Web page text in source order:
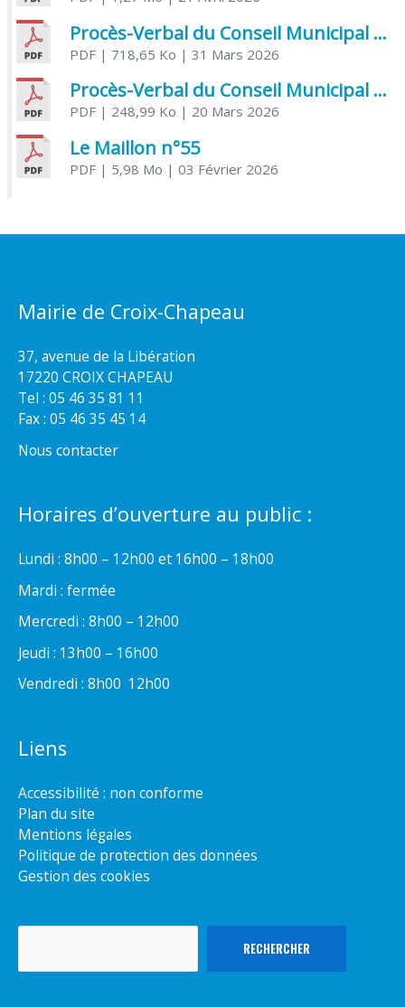
Procès-Verbal du Conseil Municipal du 31 mars 2026
PDF| 718,65 Ko | 31 Mars 2026
Procès-Verbal du Conseil Municipal du 20 mars 2026
PDF| 248,99 Ko | 20 Mars 2026
Le Maillon n°55
PDF| 5,98 Mo | 03 Février 2026
Mairie de Croix-Chapeau
37, avenue de la Libération
17220 CROIX CHAPEAU
Tel : 05 46 35 81 11
Fax : 05 46 35 45 14
Nous contacter
Horaires d’ouverture au public :
Lundi : 8h00 – 12h00 et 16h00 – 18h00
Mardi : fermée
Mercredi : 8h00 – 12h00
Jeudi : 13h00 – 16h00
Vendredi : 8h00  12h00
Liens
Accessibilité : non conforme
Plan du site
Mentions légales
Politique de protection des données
Gestion des cookies
RECHERCHER